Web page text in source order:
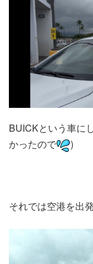
BUICKという車に
かったので
)
それでは空港を出